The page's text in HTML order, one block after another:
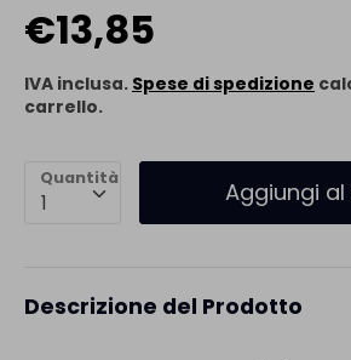
€13,85
IVA inclusa. Spese di spedizione
carrello.
Quantità
1 Aggiungi
Descrizione del Prodotto